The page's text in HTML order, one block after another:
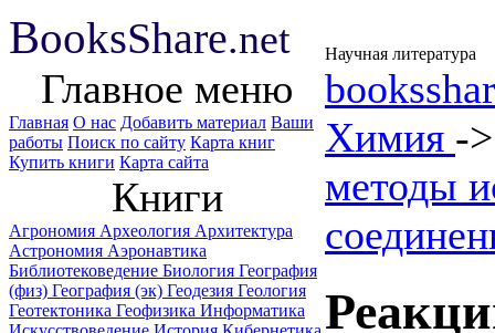
BooksShare.net Научная литература
Главное меню
Главная О нас Добавить материал Ваши
работы Поиск по сайту Карта книг
Купить книги Карта сайта
Книги
Агрономия Археология Архитектура
Астрономия Аэронавтика
Библиотековедение Биология География
(физ) География (эк) Геодезия Геология
Геотектоника Геофизика Информатика
Химия -
методы